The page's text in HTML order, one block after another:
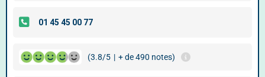
(3.8/5 | + de 490 notes)